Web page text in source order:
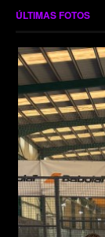
ÚLTIMAS FOTOS